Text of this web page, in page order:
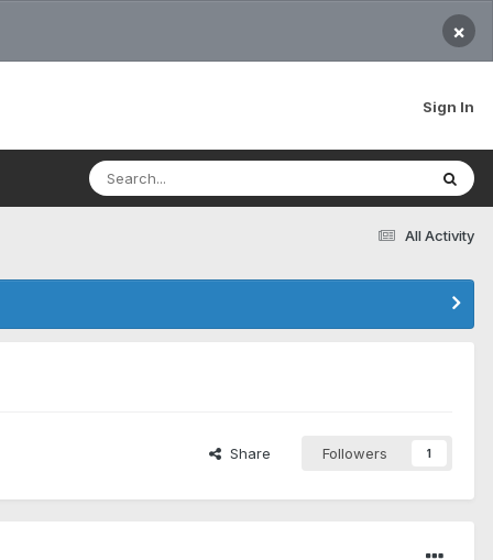
×
Sign In
All Activity
Share Followers 1